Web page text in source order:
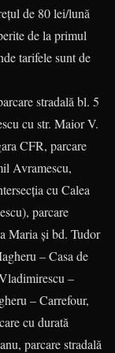
de 80 lei/lună
de la primul
tarifele sunt de
stradală bl. 5
cu str. Maior V.
CFR, parcare
Avramescu,
cu Calea
parcare
Maria şi bd. Tudor
– Casa de
–
– Carrefour,
cu durată
parcare stradală